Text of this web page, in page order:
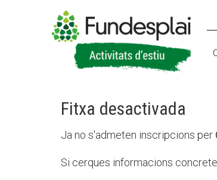
Fitxa desactivada
Ja no s'admeten inscripcions per
Si cerques informacions
ACTIVITATS
CASES DE COLÒNIES